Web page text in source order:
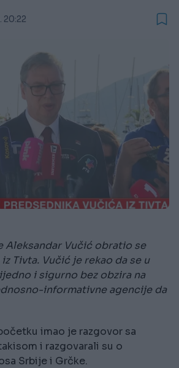
20:22
Aleksandar Vučić obratio se
Tivta. Vučić je rekao da se u
i sigurno bez obzira na
informativne agencije da
imao je razgovor sa
i razgovarali su o
Srbije i Grčke.